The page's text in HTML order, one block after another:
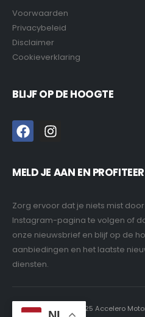
Voorwaarden
Privacybeleid
Disclaimer
Cookieverklaring
BLIJF OP DE HOOGTE
MELD JE AAN EN
Zorg ervoor dat je niets mist
Instagram-pagina te volgen of
onze nieuwsbrief en blijf op de
aanbiedingen en het laatste
diensten.
Copyright © 2025 Accelero